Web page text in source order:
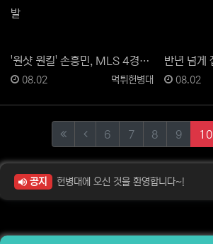
'원샷 원킬' 손흥민, MLS 4경기 연속골…밴쿠버전 …
등록자
먹튀헌병대
등록일
08.02 등록일
08.02
(first)(previous)
6 7 8 9 10
공지 헌병대에 오신 것을 환영합니다~!